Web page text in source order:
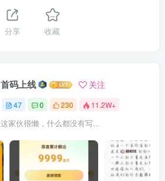
分享 收藏
首码上线 关注
47 0 230 11.2W+
这家伙很懒，什么都没有写...